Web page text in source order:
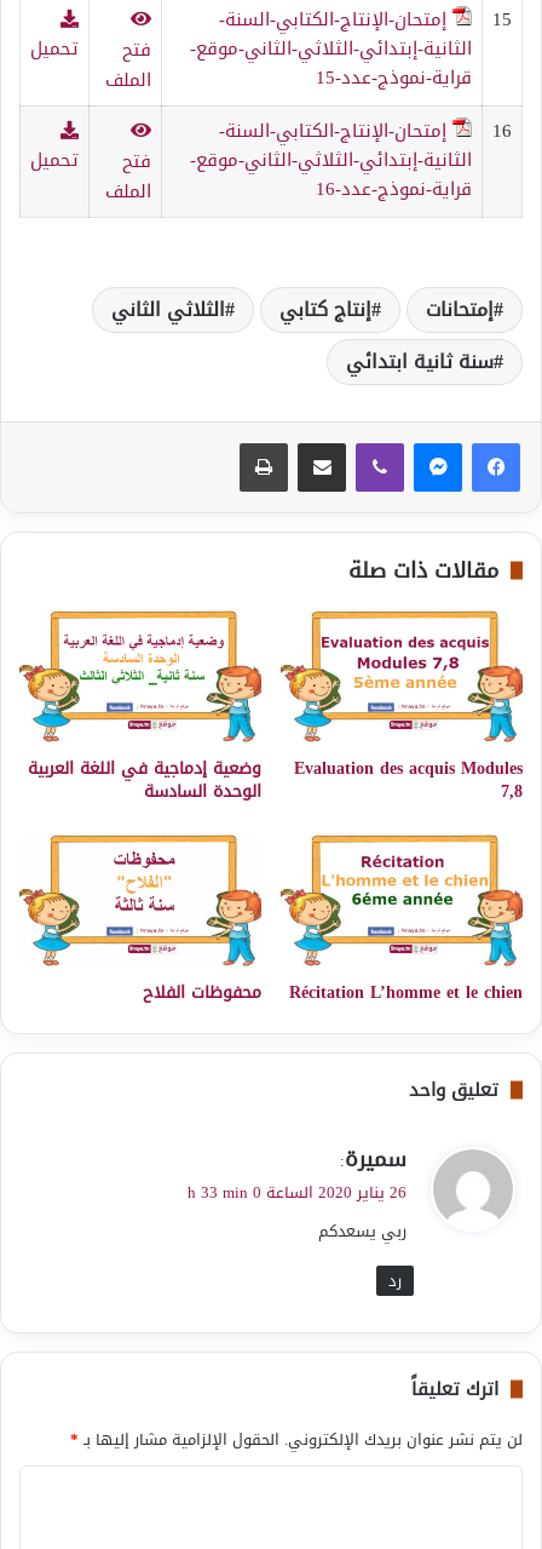
15
إمتحان-الإنتاج-الكتابي-السنة-
الثانية-إبتدائي-الثلاثي-الثاني-موقع-
قراية-نموذج-عدد-15
فتح
الملف
تحميل
16
إمتحان-الإنتاج-الكتابي-السنة-
الثانية-إبتدائي-الثلاثي-الثاني-موقع-
قراية-نموذج-عدد-16
فتح
الملف
تحميل
إمتحانات إنتاج كتابي
الثلاثي الثاني
سنة ثانية ابتدائي
مقالات ذات صلة
Evaluation des acquis Modules
7,8
وضعية إدماجية في اللغة العربية
الوحدة السادسة
Récitation L’homme et le chien محفوظات الفلاح
تعليق واحد
ي
ق
ل
سميرة:
26 يناير 2020 الساعة 0 h 33 min
ربي يسعدكم
رد
اترك تعليقاً
لن يتم نشر عنوان بريدك الإلكتروني. الحقول الإلزامية مشار إليها بـ*